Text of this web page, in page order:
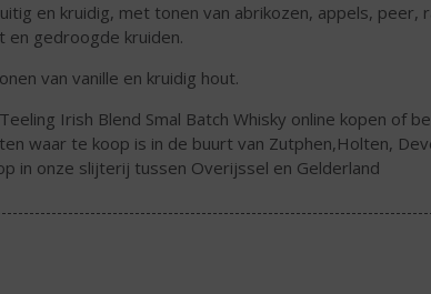
en kruidig, met tonen van abrikozen, appels, peer,
en gedroogde kruiden.
van vanille en kruidig hout.
Irish Blend Smal Batch Whisky online kopen of
waar te koop is in de buurt van Zutphen,Holten,
in onze slijterij tussen Overijssel en Gelderland